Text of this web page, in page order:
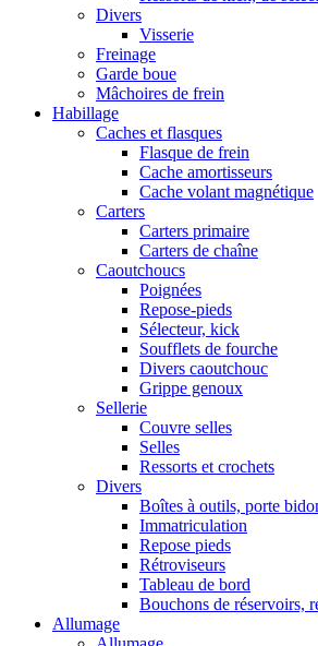
Divers
Visserie
Freinage
Garde boue
Mâchoires de frein
Habillage
Caches et flasques
Flasque de frein
Cache amortisseurs
Cache volant magnétique
Carters
Carters primaire
Carters de chaîne
Caoutchoucs
Poignées
Repose-pieds
Sélecteur, kick
Soufflets de fourche
Divers caoutchouc
Grippe genoux
Sellerie
Couvre selles
Selles
Ressorts et crochets
Divers
Boîtes à outils, porte
Immatriculation
Repose pieds
Rétroviseurs
Tableau de bord
Bouchons de réservoirs,
Allumage